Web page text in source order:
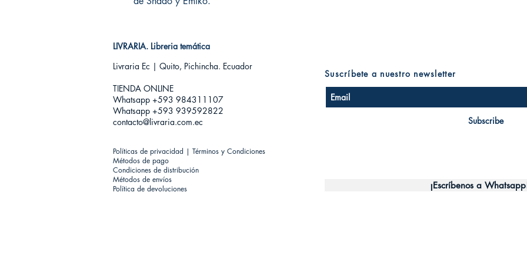
LIVRARIA. Libreria temática
Livraria Ec | Quito, Pichincha. Ecuador
TIENDA ONLINE​
Whatsapp +593 984311107
Whatsapp +593 939592822
contacto@livraria.com.ec
Políticas de privacidad | Términos y Condiciones
Métodos de pago
Condiciones de distribución
Métodos de envíos
Política de devoluciones
Subscribe
Suscríbete a nuestro newsletter
¡Escríbenos a